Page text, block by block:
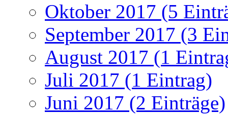
Oktober 2017 (5
September 2017 (3
August 2017 (1
Juli 2017 (1 Eintrag)
Juni 2017 (2 Einträge)